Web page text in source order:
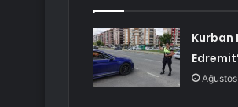
Kurban